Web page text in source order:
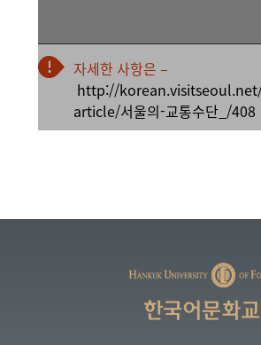
자세한 사항은 –
http://
article/서울의-교통수단_/408
한국어문화